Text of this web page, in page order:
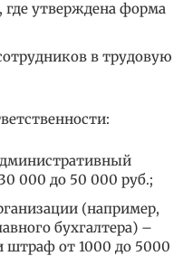
где утверждена форма
в трудовую
000 до 50 000 руб.;
(например,
бухгалтера) –
штраф от 1000 до 5000